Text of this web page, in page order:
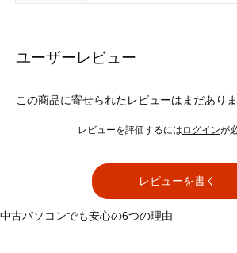
ユーザーレビュー
この商品に寄せられたレビューはまだありま
レビューを評価するには ログインが
レビューを書く
中古パソコンでも安心の6つの理由